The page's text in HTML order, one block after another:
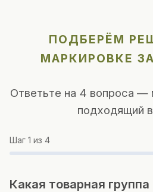
ПОДБЕРЁМ
МАРКИРОВКЕ
Ответьте на 4 вопроса
подходящий
Шаг 1 из 4
Какая товарная